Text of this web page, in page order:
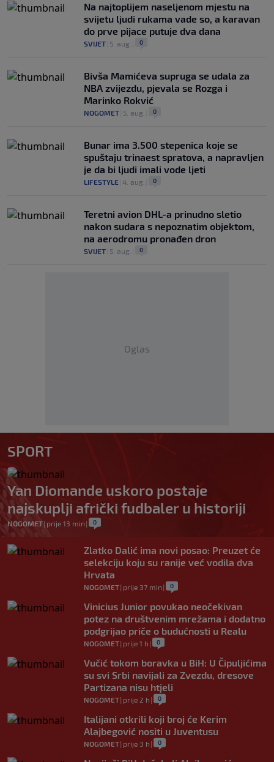
Na najtoplijem naseljenom mjestu na
svijetu ljudi rukama vade so, a karavan
do prve pijace putuje dva dana
SVIJET 5. aug. 0
Bivša Mamićeva supruga se udala za
NBA zvijezdu, pjevala se Rozga i
Marinko Rokvić
NOGOMET 5. aug. 0
Bunar imа 3.500 stepenica koje se
spuštaju trinaest spratova, a napravljen
je da bi ljudi imali vode ljeti
LIFESTYLE 4. aug. 0
Teretni avion DHL-a prinudno sletio
nakon sudara s nepoznatim objektom,
na aerodromu pronađen dron
SVIJET 5. aug. 0
Oglas
SPORT
Yan Diomande uskoro postaje
najskuplji afrički fudbaler u historiji
NOGOMET| prije 13 min | 0
Zlatko Dalić ima novi posao: Preuzet će
selekciju koju su ranije već vodila dva
Hrvata
NOGOMET| prije 37 min | 0
Vinicius Junior povukao neočekivan
potez na društvenim mrežama i dodatno
podgrijao priče o budućnosti u Realu
NOGOMET| prije 1 h | 0
Vučić tokom boravka u BiH: U Čipuljićima
su svi Srbi navijali za Zvezdu, dresove
Partizana nisu htjeli
NOGOMET| prije 2 h | 0
Italijani otkrili koji broj će Kerim
Alajbegović nositi u Juventusu
NOGOMET| prije 3 h | 0